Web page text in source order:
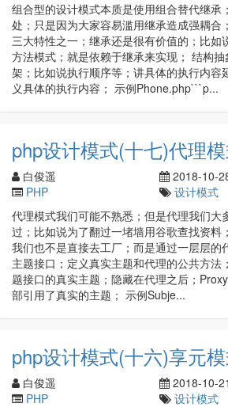
组合型的设计模式本质是使用组合替代继承
处；只是因为大家容易滥用继承造成强耦合
三大特性之一；继承还是很有价值的；比如
方法模式；就是依赖于继承来实现； 结构
架；比如说执行顺序等；讲具体的执行内容
义具体的执行内容； 示例Phone.php```p...
php设计模式(十七)代理
白俊遥
2018-10-
PHP
设计模式
代理模式我们可能不熟悉；但是代理我们大
过；比如说为了翻过一堵墙用谷歌查找资料
我们也不是直接去工厂；而是通过一层层的
主题接口；定义真实主题和代理的公共方法
题接口的真实主题；隐藏在代理之后；
部引用了真实的主题； 示例Subje...
php设计模式(十六)享元
白俊遥
2018-10-
PHP
设计模式